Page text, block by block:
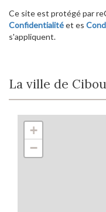
Ce site est protégé par
Confidentialitéet es
s'appliquent.
La ville de
+
−